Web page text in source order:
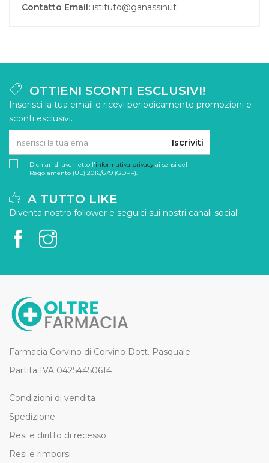
Contatto Email: istituto@ganassini.it
OTTIENI SCONTI ESCLUSIVI!
Inserisci la tua email e ricevi periodicamente promozioni e
sconti esclusivi.
Iscriviti
Dichiari di aver letto l'informativa privacyai sensi del
Regolamento (UE) 2016/679 (GDPR).
A TUTTO LIKE
Diventa nostro follower e seguici sui nostri canali social!
Farmacia Corvino di Corvino Dott. Pasquale
Partita IVA 04254450614
Condizioni di vendita
Spedizione
Resi e diritto di recesso
Resi e rimborsi